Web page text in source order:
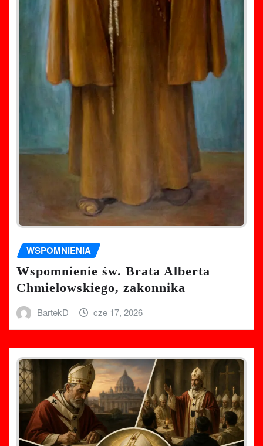
WSPOMNIENIA
Wspomnienie św. Brata Alberta
Chmielowskiego, zakonnika
BartekD cze 17, 2026